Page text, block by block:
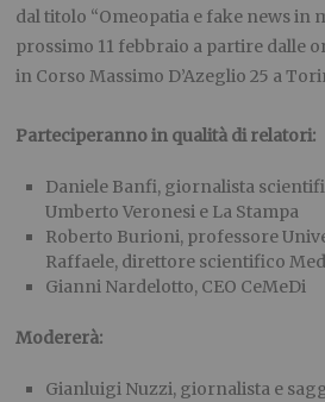
dal titolo “Omeopatia e fake news in
prossimo 11 febbraio a partire dalle
in Corso Massimo D’Azeglio 25 a
Parteciperanno in qualità di relatori:
Daniele Banfi, giornalista
Umberto Veronesi e La Stampa
Roberto Burioni, professore
Raffaele, direttore scientifico
Gianni Nardelotto, CEO CeMeDi
Modererà:
Gianluigi Nuzzi, giornalista e